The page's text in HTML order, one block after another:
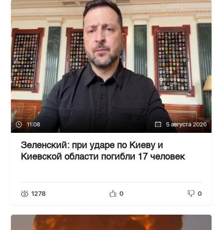
11:08 5 августа 2026
Зеленский: при ударе по Киеву и
Киевской области погибли 17 человек
1278 0 0